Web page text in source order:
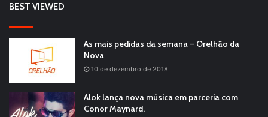
BEST VIEWED
As mais pedidas da semana – Orelhão da
Nova
10 de dezembro de 2018
Alok lança nova música em parceria com
Conor Maynard.